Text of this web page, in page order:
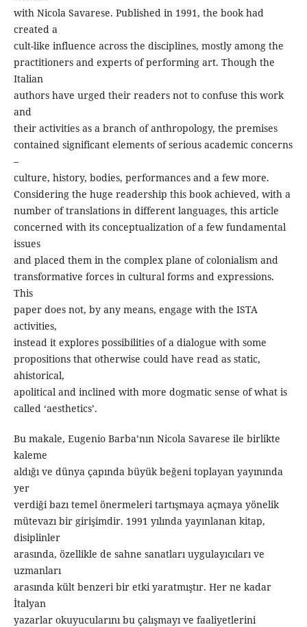
with Nicola Savarese. Published in 1991, the book had
created a
cult-like influence across the disciplines, mostly among the
practitioners and experts of performing art. Though the
Italian
authors have urged their readers not to confuse this work
and
their activities as a branch of anthropology, the premises
contained significant elements of serious academic concerns
–
culture, history, bodies, performances and a few more.
Considering the huge readership this book achieved, with a
number of translations in different languages, this article
concerned with its conceptualization of a few fundamental
issues
and placed them in the complex plane of colonialism and
transformative forces in cultural forms and expressions.
This
paper does not, by any means, engage with the ISTA
activities,
instead it explores possibilities of a dialogue with some
propositions that otherwise could have read as static,
ahistorical,
apolitical and inclined with more dogmatic sense of what is
called ‘aesthetics’.
Bu makale, Eugenio Barba’nın Nicola Savarese ile birlikte
kaleme
aldığı ve dünya çapında büyük beğeni toplayan yayınında
yer
verdiği bazı temel önermeleri tartışmaya açmaya yönelik
mütevazı bir girişimdir. 1991 yılında yayınlanan kitap,
disiplinler
arasında, özellikle de sahne sanatları uygulayıcıları ve
uzmanları
arasında kült benzeri bir etki yaratmıştır. Her ne kadar
İtalyan
yazarlar okuyucularını bu çalışmayı ve faaliyetlerini